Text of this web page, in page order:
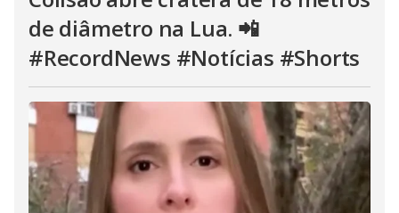
de diâmetro na Lua. 📲
#RecordNews #Notícias #Shorts